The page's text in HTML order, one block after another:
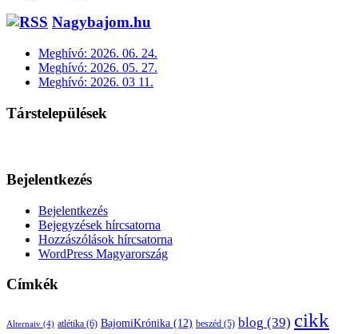
Nagybajom.hu
Meghívó: 2026. 06. 24.
Meghívó: 2026. 05. 27.
Meghívó: 2026. 03 11.
Társtelepülések
Bejelentkezés
Bejelentkezés
Bejegyzések hírcsatorna
Hozzászólások hírcsatorna
WordPress Magyarország
Címkék
Alternaiv (4) atlétika (6) BajomiKrónika (12) beszéd (5) blog (39) cikk